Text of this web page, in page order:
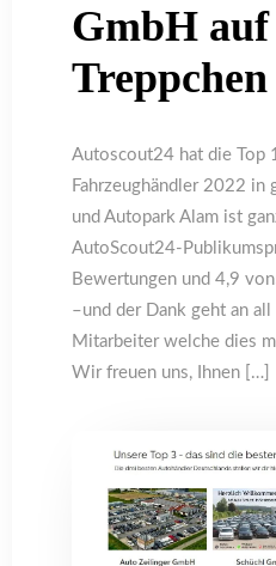
GmbH auf
Treppchen
Autoscout24 hat die Top
Fahrzeughändler 2022 in
und Autopark Alam ist
AutoScout24-
Bewertungen und 4,9
–und der Dank geht an all
Mitarbeiter welche dies
Wir freuen uns, Ihnen […]